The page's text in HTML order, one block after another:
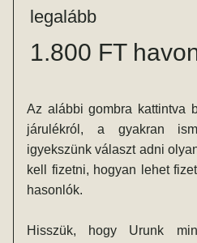
legalább
1.800 FT
Az alábbi gombra kattintva
járulékról, a gyakran
igyekszünk választ adni
kell fizetni, hogyan lehet
hasonlók.
Hisszük, hogy Urunk